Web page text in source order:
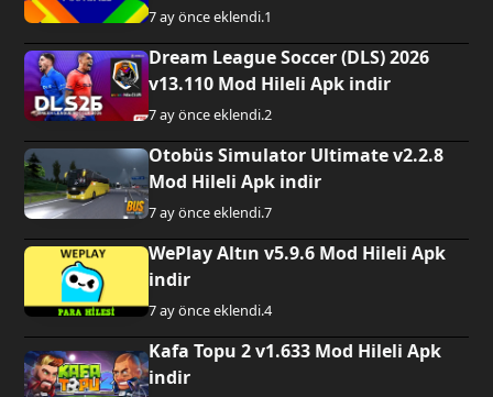
7 ay önce eklendi.1
Dream League Soccer (DLS) 2026
v13.110 Mod Hileli Apk indir
7 ay önce eklendi.2
Otobüs Simulator Ultimate v2.2.8
Mod Hileli Apk indir
7 ay önce eklendi.7
WePlay Altın v5.9.6 Mod Hileli Apk
indir
7 ay önce eklendi.4
Kafa Topu 2 v1.633 Mod Hileli Apk
indir